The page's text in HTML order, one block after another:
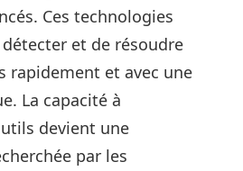
Ces technologies
et de résoudre
rapidement et avec une
La capacité à
devient une
par les